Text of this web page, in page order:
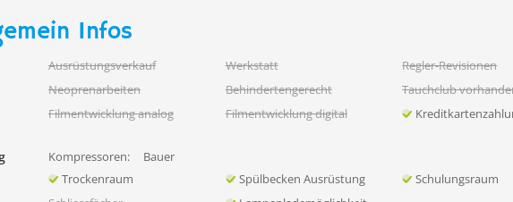
Infos
Ausrüstungsverkauf Werkstatt
Regler-Revisionen
Neoprenarbeiten
Behindertengerecht
Tauchclub
Filmentwicklung analog
Filmentwicklung digital
Kompressoren:
Bauer
Trockenraum
Spülbecken Ausrüstung
Schulungsraum